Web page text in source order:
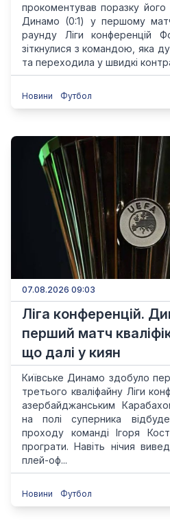
прокоментував поразку його
Динамо (0:1) у першому
раунду Ліги конференцій
зіткнулися з командою, яка
та переходила у швидкі
Новини Футбол
07.08.2026 09:03
Ліга конференцій.
перший матч
що далі у киян
Київське Динамо здобуло
третього кваліфайну Ліги
азербайджанським
на полі суперника
проходу команді Ігоря
програти. Навіть нічия
плей-оф...
Новини Футбол